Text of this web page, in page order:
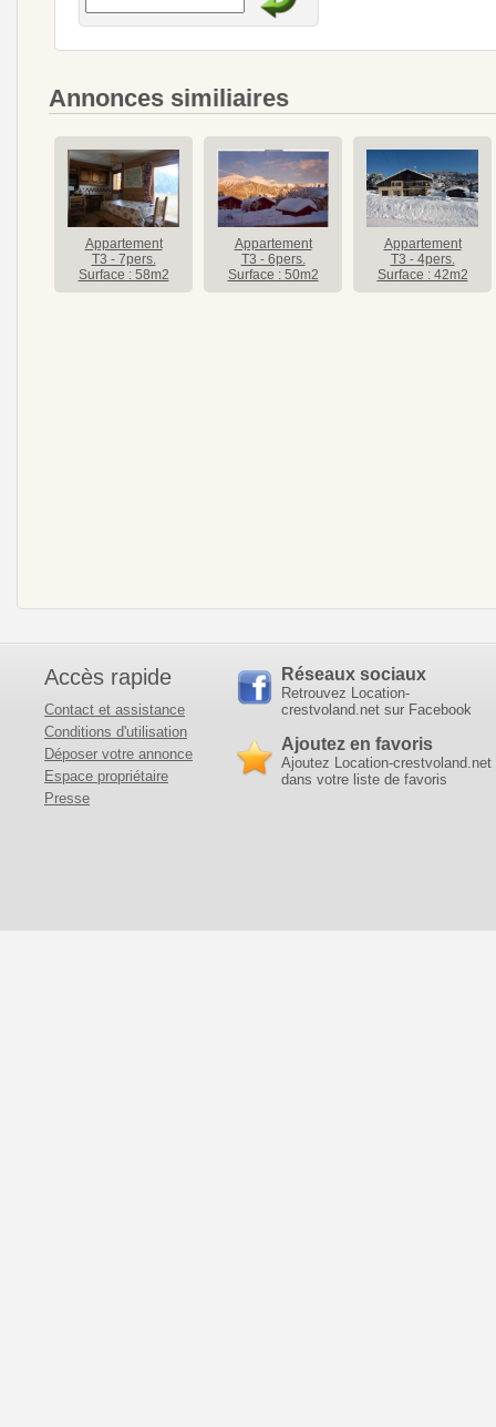
Annonces similiaires
Appartement
T3 - 7pers.
Surface : 58m2
Appartement
T3 - 6pers.
Surface : 50m2
Appartement
T3 - 4pers.
Surface : 42m2
Accès rapide
Contact et assistance
Conditions d'utilisation
Déposer votre annonce
Espace propriétaire
Presse
Réseaux sociaux
Retrouvez Location-
crestvoland.net sur Facebook
Ajoutez en favoris
Ajoutez Location-crestvoland.net
dans votre liste de favoris